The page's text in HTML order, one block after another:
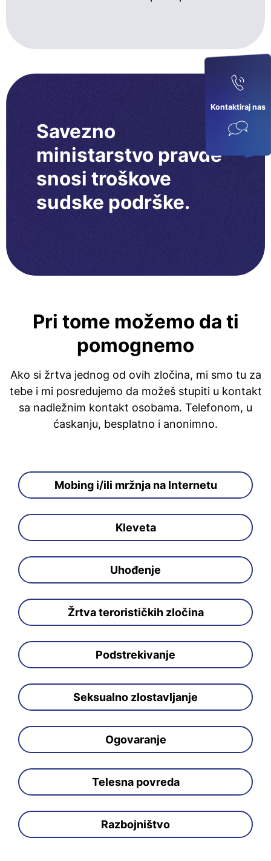
Kontaktiraj nas
Savezno
ministarstvo pravde
snosi troškove
sudske podrške.
Pri tome možemo da ti
pomognemo
Ako si žrtva jednog od ovih zločina, mi smo tu za
tebe i mi posredujemo da možeš stupiti u kontakt
sa nadležnim kontakt osobama. Telefonom, u
ćaskanju, besplatno i anonimno.
Mobing i/ili mržnja na Internetu
Kleveta
Uhođenje
Žrtva terorističkih zločina
Podstrekivanje
Seksualno zlostavljanje
Ogovaranje
Telesna povreda
Razbojništvo